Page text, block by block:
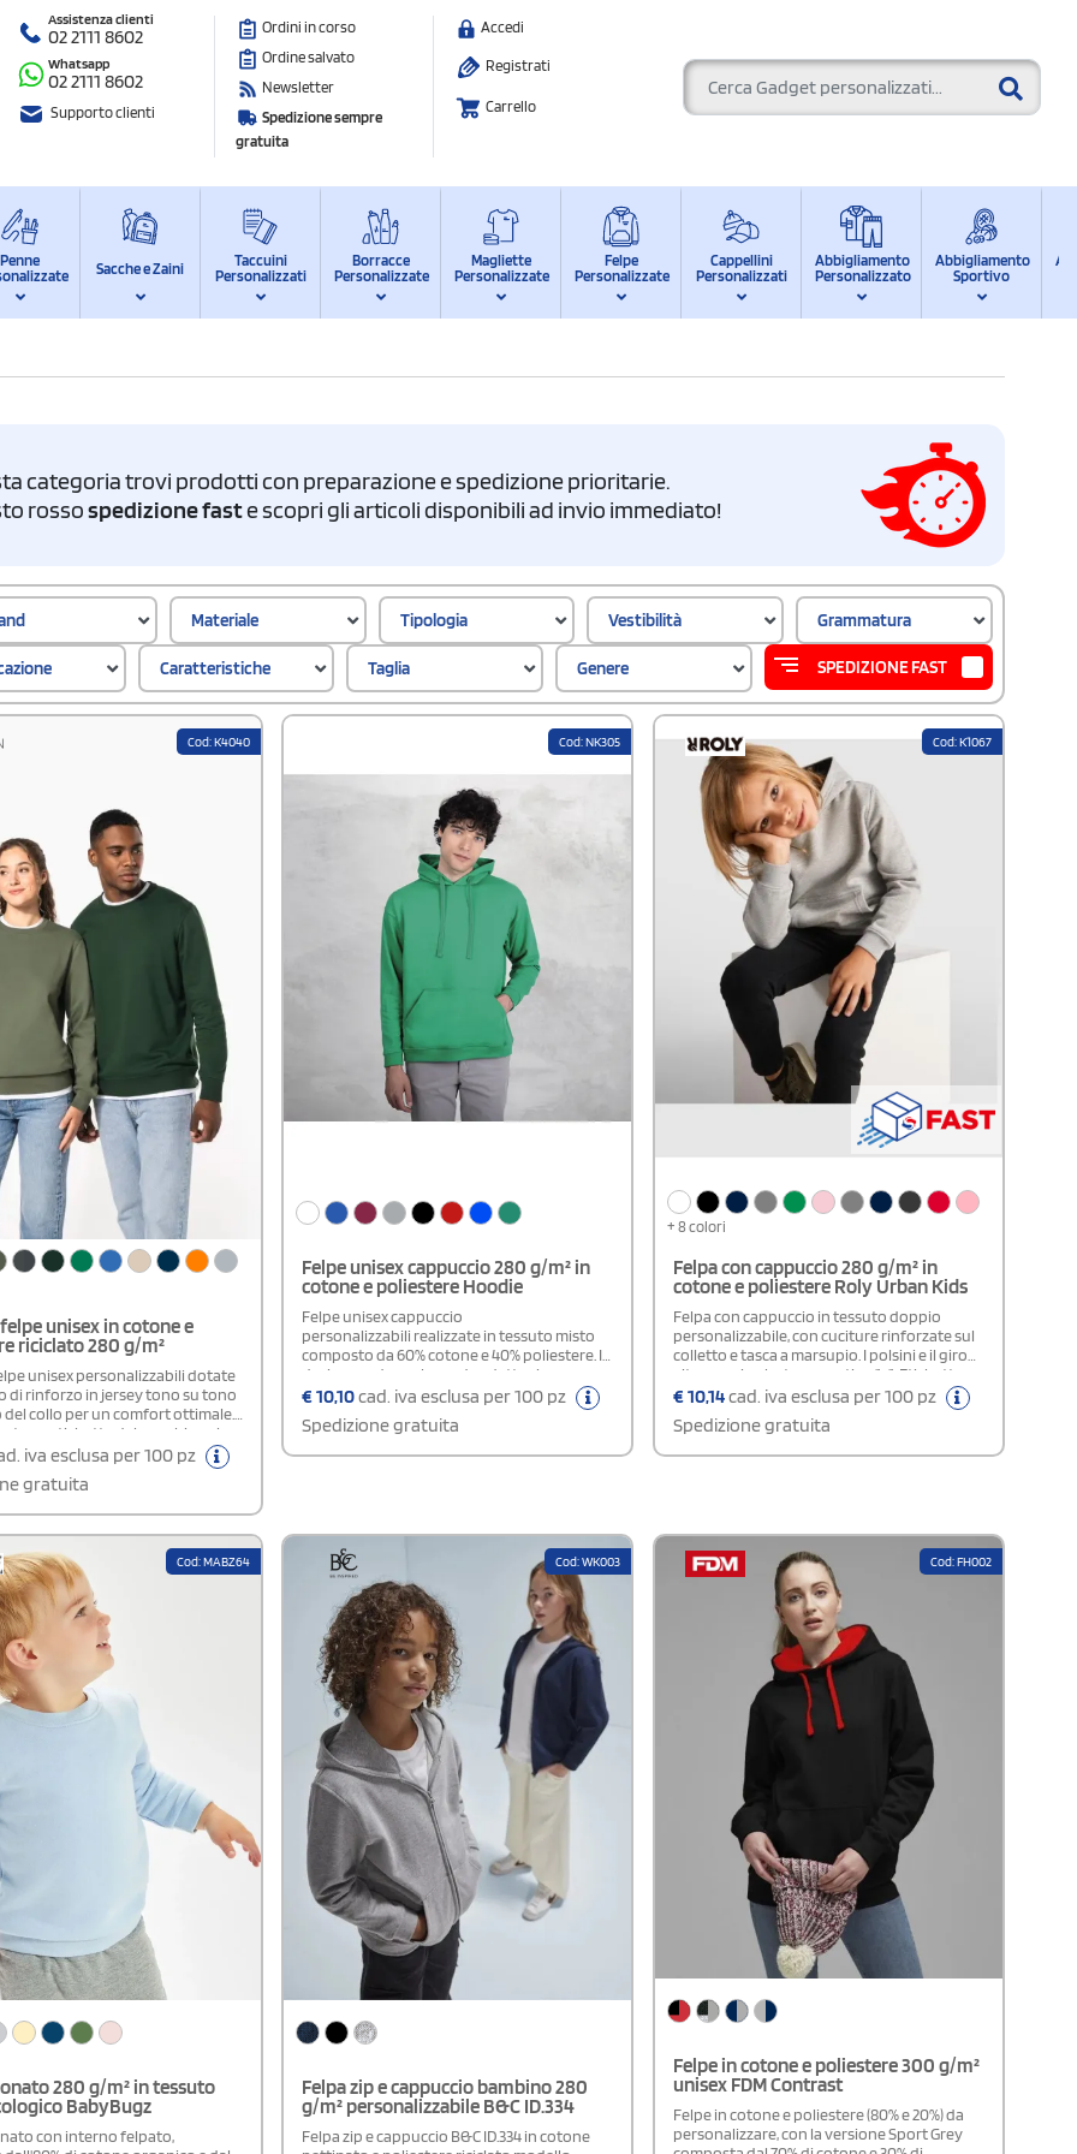
Assistenza clienti
02 2111 8602
Whatsapp
02 2111 8602
Supporto clienti
Ordini in corso
Ordine salvato
Newsletter
Spedizione sempre
gratuita
Accedi
Registrati
Carrello
Penne
Sacche e Zaini
Taccuini
Personalizzati
Borracce
Personalizzate
Magliette
Personalizzate
Felpe
Personalizzate
Cappellini
Personalizzati
Abbigliamento
Personalizzato
Abbigliamento
Sportivo
categoria trovi prodotti con preparazione e spedizione prioritarie.
rossospedizione faste scopri gli articoli disponibili ad invio immediato!
Materiale Tipologia Vestibilità Grammatura
Caratteristiche Taglia Genere SPEDIZIONE FAST
Cod: K4040
unisex in cotone e
riciclato 280 g/m²
unisex personalizzabili dotate
di rinforzo in jersey tono su tono
collo per un comfort ottimale.
etichetta del marchio sul
una piccola indicazione della
modello
iva esclusa per 100 pz
gratuita
Cod: NK305
Felpe unisex cappuccio 280 g/m² in
cotone e poliestere Hoodie
Felpe unisex cappuccio
personalizzabili realizzate in tessuto misto
composto da 60% cotone e 40% poliestere. Il
design moderno le rende adatte sia per
uomo e sia per donna. Tra le principali
caratteristiche tecniche troviamo il
cappuccio con cordoncini regolabili, polsini e
girovita elasticizzati per una vestibilità più
tempo e una resa cromatica uniforme,
perfetta per la personalizzazione con
stampa o ricamo.
€10,10cad. iva esclusa per 100 pz
Spedizione gratuita
Cod: K1067
+ 8 colori
Felpa con cappuccio 280 g/m² in
cotone e poliestere Roly Urban Kids
Felpa con cappuccio in tessuto doppio
personalizzabile, con cuciture rinforzate sul
colletto e tasca a marsupio. I polsini e il giro
vita sono in elastan a costine 1x1. Etichetta
removibile. Il modello è alto 120 cm e indossa
la taglia 5/6.Composizione: 50% Cotone - 50%
Poliestere
€10,14cad. iva esclusa per 100 pz
Spedizione gratuita
Cod: MABZ64
280 g/m² in tessuto
BabyBugz
con interno felpato,
Cod: WK003
Felpa zip e cappuccio bambino 280
g/m² personalizzabile B&C ID.334
Felpa zip e cappuccio B&C ID.334 in cotone
Cod: FH002
Felpe in cotone e poliestere 300 g/m²
unisex FDM Contrast
Felpe in cotone e poliestere (80% e 20%) da
personalizzare, con la versione Sport Grey